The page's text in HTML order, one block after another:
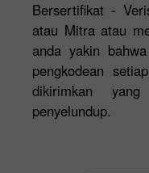
Bersertifikat -
atau Mitra atau
anda yakin
pengkodean
dikirimkan
penyelundup.